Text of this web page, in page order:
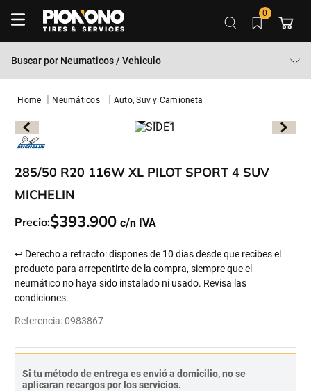
0
Buscar por Neumaticos / Vehiculo
Neumáticos Auto, Suv y Camioneta
285/50 R20 116W XL PILOT SPORT 4 SUV
MICHELIN
Precio:$393.900
↩ Derecho a retracto: dispones de 10 días desde que recibes el
producto para arrepentirte de la compra, siempre que el
neumático no haya sido instalado ni usado. Revisa las
condiciones.
Referencia:0983867
Si tu método de entrega es envió a domicilio, no se
aplicaran recargos por los servicios.